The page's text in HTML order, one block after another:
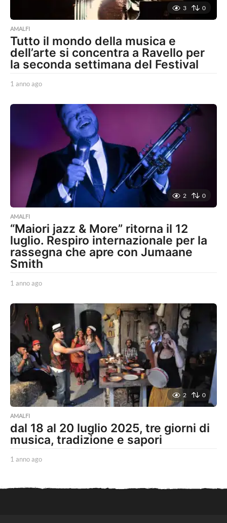
3 0
AMALFI
Tutto il mondo della musica e
dell’arte si concentra a Ravello per
la seconda settimana del Festival
1 anno ago
n
2 0
AMALFI
“Maiori jazz & More” ritorna il 12
luglio. Respiro internazionale per la
rassegna che apre con Jumaane
Smith
1 anno ago
n
o
a
2 0
AMALFI
dal 18 al 20 luglio 2025, tre giorni di
musica, tradizione e sapori
1 anno ago
n